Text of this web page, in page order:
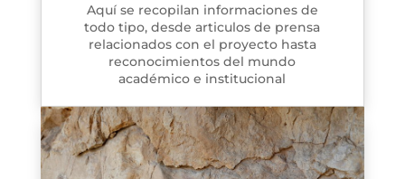
Aquí se recopilan informaciones de
todo tipo, desde articulos de prensa
relacionados con el proyecto hasta
reconocimientos del mundo
académico e institucional